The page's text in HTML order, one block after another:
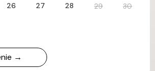
26 27 28 29 30
Wyślij zgłoszenie →